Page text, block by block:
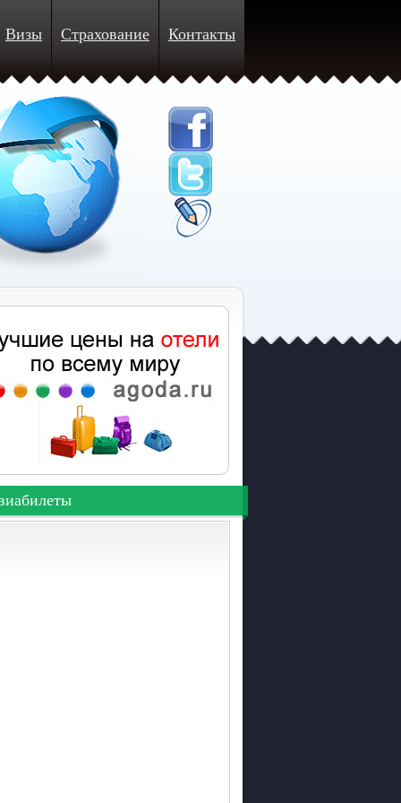
Визы Страхование Контакты